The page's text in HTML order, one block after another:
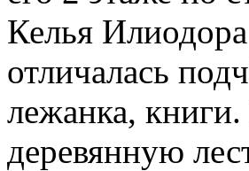
Келья
отличалась
лежанка,
деревянную